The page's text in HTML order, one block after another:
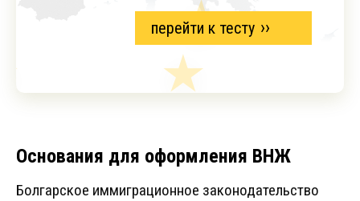
перейти к тесту
Основания для оформления ВНЖ
Болгарское иммиграционное законодательство